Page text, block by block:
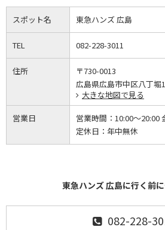
スポット名 東急ハンズ 広島
TEL 082-228-3011
住所
〒730-0013
広島県広島市中区八丁堀
大きな地図で見る
営業日 営業時間： 10:00～20:00
定休日： 年中無休
東急ハンズ 広島に行く前
082-228-